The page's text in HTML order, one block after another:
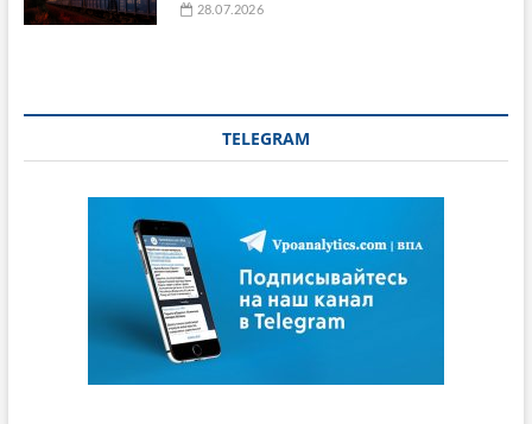
28.07.2026
TELEGRAM